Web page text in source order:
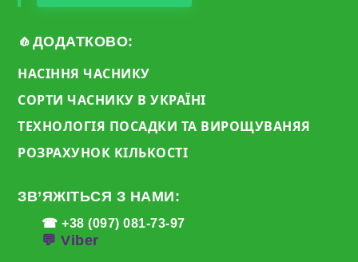
🧄ДОДАТКОВО:
НАСІННЯ ЧАСНИКУ
СОРТИ ЧАСНИКУ В УКРАЇНІ
ТЕХНОЛОГІЯ ПОСАДКИ ТА ВИРОЩУВАНЯЯ
РОЗРАХУНОК КІЛЬКОСТІ
ЗВ’ЯЖІТЬСЯ З НАМИ:
☎ +38 (097) 081-73-97
💬 Viber